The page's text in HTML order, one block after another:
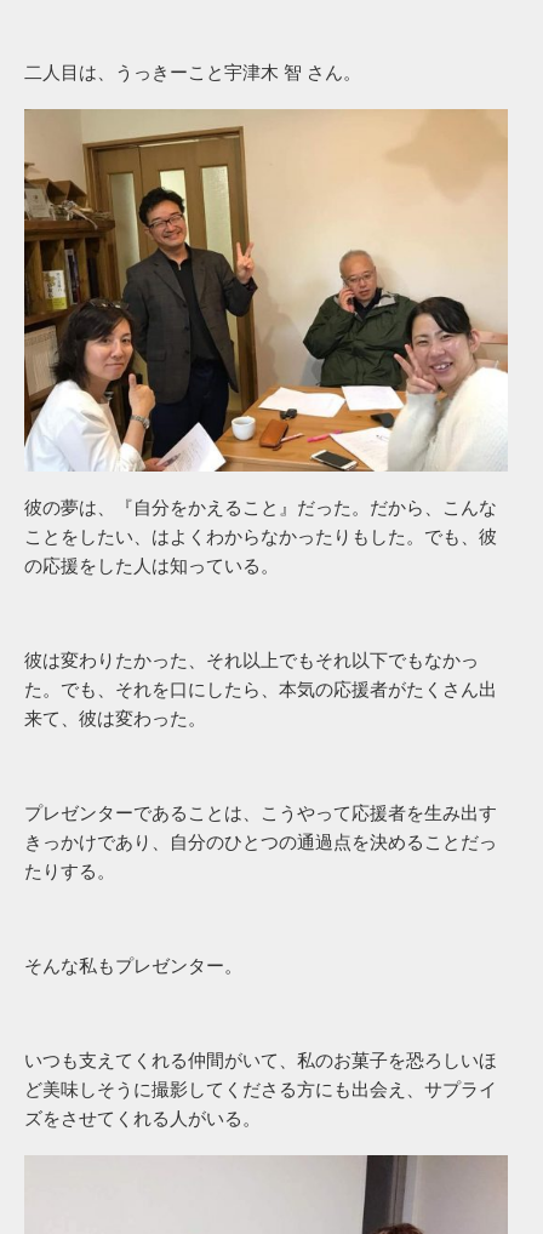
二人目は、うっきーこと宇津木 智 さん。
彼の夢は、『自分をかえること』だった。だから、こんな
ことをしたい、はよくわからなかったりもした。でも、彼
の応援をした人は知っている。
彼は変わりたかった、それ以上でもそれ以下でもなかっ
た。でも、それを口にしたら、本気の応援者がたくさん出
来て、彼は変わった。
プレゼンターであることは、こうやって応援者を生み出す
きっかけであり、自分のひとつの通過点を決めることだっ
たりする。
そんな私もプレゼンター。
いつも支えてくれる仲間がいて、私のお菓子を恐ろしいほ
ど美味しそうに撮影してくださる方にも出会え、サプライ
ズをさせてくれる人がいる。